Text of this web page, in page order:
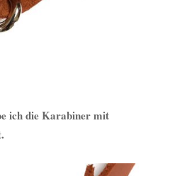
ich die Karabiner mit